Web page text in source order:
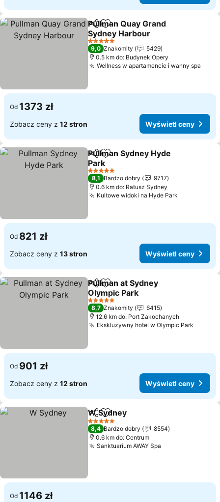
Udostępnij
Dodaj do ulubionych
Pullman Quay Grand
Sydney Harbour
5 Kategoria
9,0 Znakomity
5429
0.5 km do: Budynek Opery
Wellness w apartamencie i wanny spa
Od 1373 zł
Zobacz ceny z 12 stron Wyświetl ceny
Udostępnij
Dodaj do ulubionych
Pullman Sydney Hyde
Park
5 Kategoria
8,1 Bardzo dobry
9717
0.6 km do: Ratusz Sydney
Kultowe widoki na Hyde Park
Od 821 zł
Zobacz ceny z 13 stron Wyświetl ceny
Udostępnij
Dodaj do ulubionych
Pullman at Sydney
Olympic Park
5 Kategoria
8,7 Znakomity
6415
12.6 km do: Port Zakochanych
Ekskluzywny hotel w Olympic Park
Od 901 zł
Zobacz ceny z 12 stron Wyświetl ceny
Udostępnij
Dodaj do ulubionych
W Sydney
5 Kategoria
8,4 Bardzo dobry
8554
0.6 km do: Centrum
Sanktuarium AWAY Spa
Od 1146 zł